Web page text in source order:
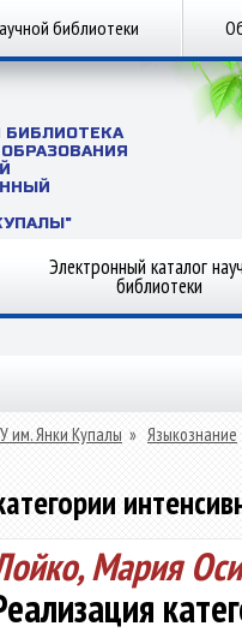
библиотеки
БИБЛИОТЕКА
Электронный каталог
библиотеки
им. Янки Купалы » Языкознание
Мария